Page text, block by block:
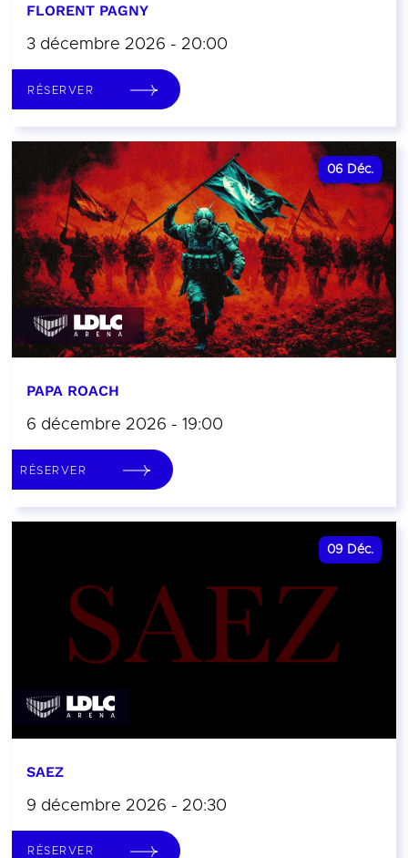
FLORENT PAGNY
3 décembre 2026 - 20:00
RÉSERVER
06 Déc.
PAPA ROACH
6 décembre 2026 - 19:00
RÉSERVER
09 Déc.
SAEZ
9 décembre 2026 - 20:30
RÉSERVER